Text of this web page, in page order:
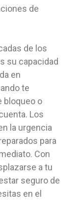
de
de los
su capacidad
en
te
bloqueo o
Los
la urgencia
para
Con
a tu
seguro de
en el